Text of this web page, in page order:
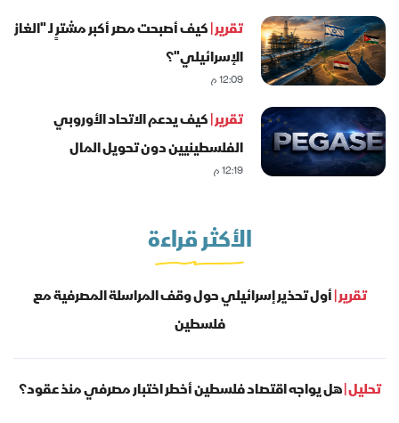
تقرير |كيف أصبحت مصر أكبر مشترٍ لـ "الغاز
الإسرائيلي"؟
12:09 م
تقرير |كيف يدعم الاتحاد الأوروبي
الفلسطينيين دون تحويل المال
للحكومة؟
12:19 م
الأكثر قراءة
تقرير |أول تحذير إسرائيلي حول وقف المراسلة المصرفية مع
فلسطين
تحليل |هل يواجه اقتصاد فلسطين أخطر اختبار مصرفي منذ عقود؟